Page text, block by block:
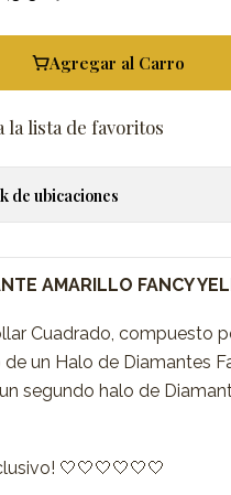
Agregar al Carro
la lista de favoritos
de ubicaciones
AMARILLO FANCY
Cuadrado, compuesto
un Halo de Diamantes
segundo halo de
🤍🤍🤍🤍🤍🤍